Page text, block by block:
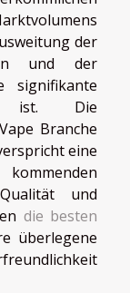
der
und der
signifikante
ist. Die
Branche
eine
und
die besten
überlegene